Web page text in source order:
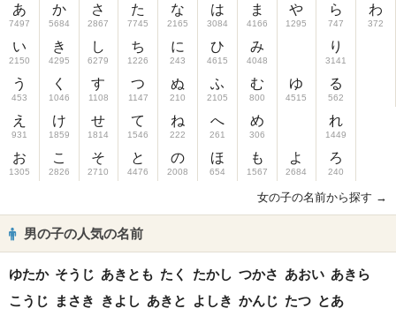
あ
7497
い
2150
う
453
え
931
お
1305
か
5684
き
4295
く
1046
け
1859
こ
2826
さ
2867
し
6279
す
1108
せ
1814
そ
2710
た
7745
ち
1226
つ
1147
て
1546
と
4476
な
2165
に
243
ぬ
210
ね
222
の
2008
は
3084
ひ
4615
ふ
2105
へ
261
ほ
654
ま
4166
み
4048
む
800
め
306
も
1567
や
1295
ゆ
4515
よ
2684
ら
747
り
3141
る
562
れ
1449
ろ
240
わ
372
女の子の名前から探す →
男の子の人気の名前
ゆたか そうじ あきとも たく たかし つかさ あおい あきら
こうじ
まさき きよし あきと よしき かんじ たつ とあ